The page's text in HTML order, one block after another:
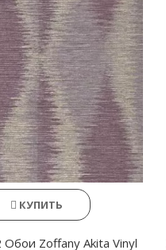
КУПИТЬ
Обои Zoffany Akita Vinyl